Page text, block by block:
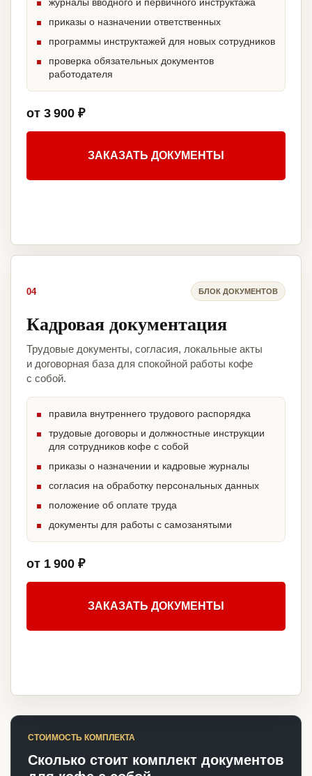
приказы о назначении ответственных
программы инструктажей для новых сотрудников
проверка обязательных документов
работодателя
от 3 900 ₽
ЗАКАЗАТЬ ДОКУМЕНТЫ
04 БЛОК ДОКУМЕНТОВ
Кадровая документация
Трудовые документы, согласия, локальные акты
и договорная база для спокойной работы кофе
с собой.
правила внутреннего трудового распорядка
трудовые договоры и должностные инструкции
для сотрудников кофе с собой
приказы о назначении и кадровые журналы
согласия на обработку персональных данных
положение об оплате труда
документы для работы с самозанятыми
от 1 900 ₽
ЗАКАЗАТЬ ДОКУМЕНТЫ
СТОИМОСТЬ КОМПЛЕКТА
Сколько стоит комплект документов